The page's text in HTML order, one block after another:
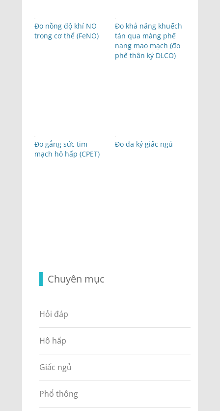
Đo nồng độ khí NO
trong cơ thể (FeNO)
Đo khả năng khuếch
tán qua màng phế
nang mao mạch (đo
phế thân ký DLCO)
Đo gắng sức tim
mạch hô hấp (CPET)
Đo đa ký giấc ngủ
Chuyên mục
Hỏi đáp
Hô hấp
Giấc ngủ
Phổ thông